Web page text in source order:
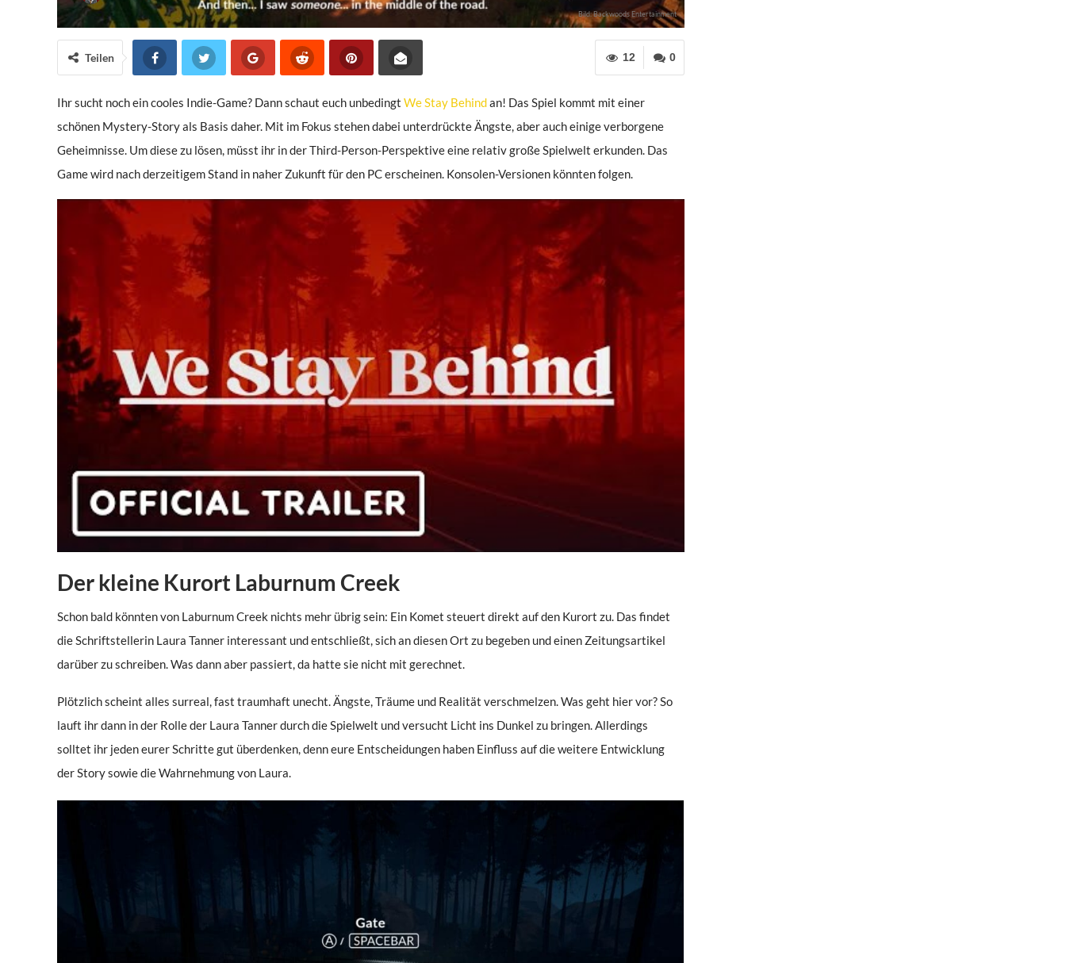
Bild: Backwoods Entertainment
0
12
Teilen
Ihr sucht noch ein cooles Indie-Game? Dann schaut euch unbedingt We Stay Behindan! Das Spiel kommt mit einer
schönen Mystery-Story als Basis daher. Mit im Fokus stehen dabei unterdrückte Ängste, aber auch einige verborgene
Geheimnisse. Um diese zu lösen, müsst ihr in der Third-Person-Perspektive eine relativ große Spielwelt erkunden. Das
Game wird nach derzeitigem Stand in naher Zukunft für den PC erscheinen. Konsolen-Versionen könnten folgen.
Der kleine Kurort Laburnum Creek
Schon bald könnten von Laburnum Creek nichts mehr übrig sein: Ein Komet steuert direkt auf den Kurort zu. Das findet
die Schriftstellerin Laura Tanner interessant und entschließt, sich an diesen Ort zu begeben und einen Zeitungsartikel
darüber zu schreiben. Was dann aber passiert, da hatte sie nicht mit gerechnet.
Plötzlich scheint alles surreal, fast traumhaft unecht. Ängste, Träume und Realität verschmelzen. Was geht hier vor? So
lauft ihr dann in der Rolle der Laura Tanner durch die Spielwelt und versucht Licht ins Dunkel zu bringen. Allerdings
solltet ihr jeden eurer Schritte gut überdenken, denn eure Entscheidungen haben Einfluss auf die weitere Entwicklung
der Story sowie die Wahrnehmung von Laura.